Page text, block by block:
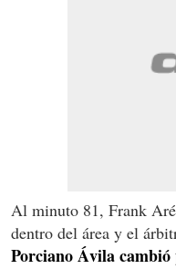
Al minuto 81, Frank
dentro del área y el
Porciano Ávila